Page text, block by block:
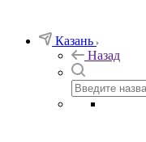
Казань
Назад